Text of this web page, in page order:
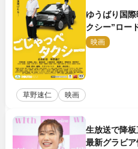
ゆうばり国
クシー”ロー
ー』10月公開
映画
草野速仁 映画
生放送で降
最新グラビ